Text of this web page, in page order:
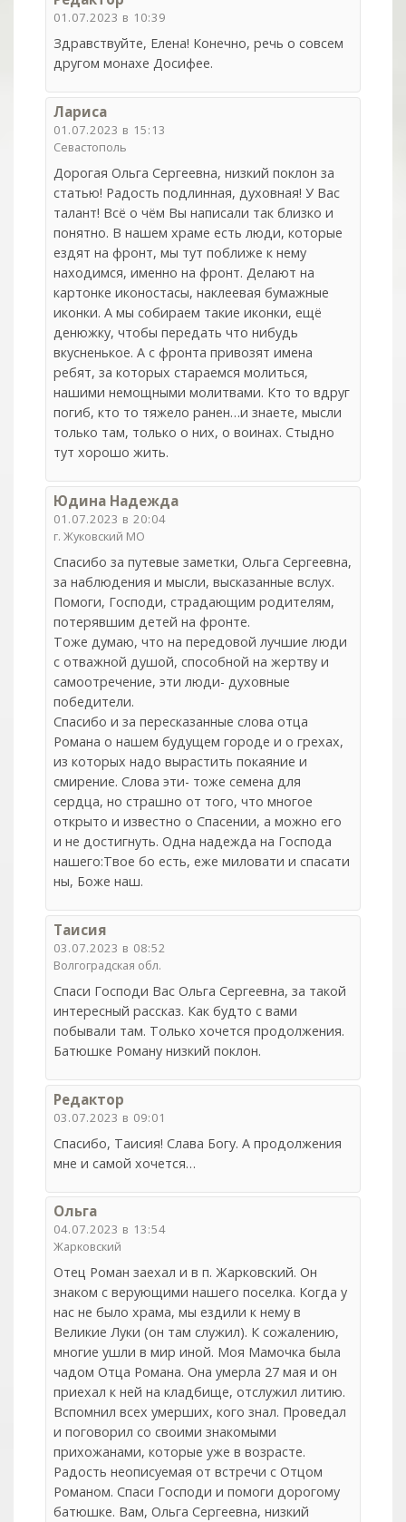
01.07.2023 в 10:39
Здравствуйте, Елена! Конечно, речь о совсем
другом монахе Досифее.
Лариса
01.07.2023 в 15:13
Севастополь
Дорогая Ольга Сергеевна, низкий поклон за
статью! Радость подлинная, духовная! У Вас
талант! Всё о чём Вы написали так близко и
понятно. В нашем храме есть люди, которые
ездят на фронт, мы тут поближе к нему
находимся, именно на фронт. Делают на
картонке иконостасы, наклеевая бумажные
иконки. А мы собираем такие иконки, ещё
денюжку, чтобы передать что нибудь
вкусненькое. А с фронта привозят имена
ребят, за которых стараемся молиться,
нашими немощными молитвами. Кто то вдруг
погиб, кто то тяжело ранен…и знаете, мысли
только там, только о них, о воинах. Стыдно
тут хорошо жить.
Юдина Надежда
01.07.2023 в 20:04
г. Жуковский МО
Спасибо за путевые заметки, Ольга Сергеевна,
за наблюдения и мысли, высказанные вслух.
Помоги, Господи, страдающим родителям,
потерявшим детей на фронте.
Тоже думаю, что на передовой лучшие люди
с отважной душой, способной на жертву и
самоотречение, эти люди- духовные
победители.
Спасибо и за пересказанные слова отца
Романа о нашем будущем городе и о грехах,
из которых надо вырастить покаяние и
смирение. Слова эти- тоже семена для
сердца, но страшно от того, что многое
открыто и известно о Спасении, а можно его
и не достигнуть. Одна надежда на Господа
нашего:Твое бо есть, еже миловати и спасати
ны, Боже наш.
Таисия
03.07.2023 в 08:52
Волгоградская обл.
Спаси Господи Вас Ольга Сергеевна, за такой
интересный рассказ. Как будто с вами
побывали там. Только хочется продолжения.
Батюшке Роману низкий поклон.
Редактор
03.07.2023 в 09:01
Спасибо, Таисия! Слава Богу. А продолжения
мне и самой хочется…
Ольга
04.07.2023 в 13:54
Жарковский
Отец Роман заехал и в п. Жарковский. Он
знаком с верующими нашего поселка. Когда у
нас не было храма, мы ездили к нему в
Великие Луки (он там служил). К сожалению,
многие ушли в мир иной. Моя Мамочка была
чадом Отца Романа. Она умерла 27 мая и он
приехал к ней на кладбище, отслужил литию.
Вспомнил всех умерших, кого знал. Проведал
и поговорил со своими знакомыми
прихожанами, которые уже в возрасте.
Радость неописуемая от встречи с Отцом
Романом. Спаси Господи и помоги дорогому
батюшке. Вам, Ольга Сергеевна, низкий